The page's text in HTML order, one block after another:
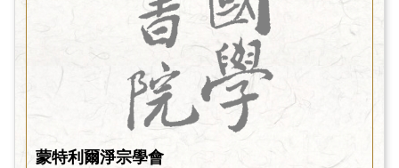
蒙特利爾淨宗學會